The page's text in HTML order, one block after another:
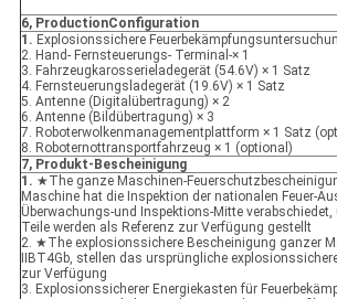
6, ProductionConfiguration
1. Explosionssichere
2. Hand- Fernsteuerungs- Terminal-× 1
3. Fahrzeugkarosserieladegerät (54.6V) × 1 Satz
4. Fernsteuerungsladegerät (19.6V) × 1 Satz
5. Antenne (Digitalübertragung) × 2
6. Antenne (Bildübertragung) × 3
7. Roboterwolkenmanagementplattform × 1 Satz
8. Roboternottransportfahrzeug × 1 (optional)
7, Produkt-Bescheinigung
1. ★The ganze Maschinen-
Maschine hat die Inspektion der nationalen Feuer-
Überwachungs-und Inspektions-Mitte
Teile werden als Referenz zur Verfügung gestellt
2. ★The explosionssichere Bescheinigung ganzer
IIBT4Gb, stellen das ursprüngliche
zur Verfügung
3. Explosionssicherer Energiekasten für